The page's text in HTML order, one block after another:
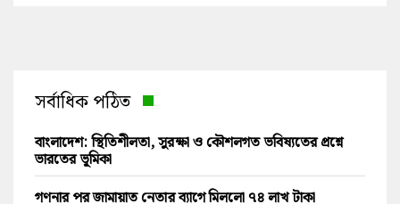
সর্বাধিক পঠিত
বাংলাদেশ: স্থিতিশীলতা, সুরক্ষা ও কৌশলগত ভবিষ্যতের প্রশ্নে
ভারতের ভূমিকা
গণনার পর জামায়াত নেতার ব্যাগে মিললো ৭৪ লাখ টাকা